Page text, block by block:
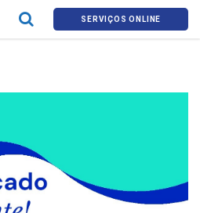
SERVIÇOS ONLINE